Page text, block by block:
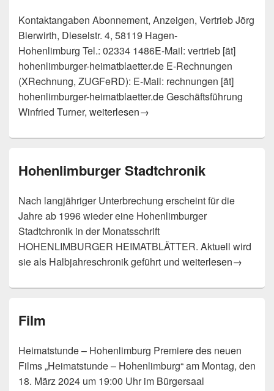
Kontaktangaben Abonnement, Anzeigen, Vertrieb Jörg
Bierwirth, Dieselstr. 4, 58119 Hagen-
Hohenlimburg Tel.: 02334 1486E-Mail: vertrieb [ät]
hohenlimburger-heimatblaetter.de E-Rechnungen
(XRechnung, ZUGFeRD): E-Mail: rechnungen [ät]
hohenlimburger-heimatblaetter.de Geschäftsführung
Winfried Turner, Kontakt Heimatblätter
weiterlesen→
Hohenlimburger Stadtchronik
Nach langjähriger Unterbrechung erscheint für die
Jahre ab 1996 wieder eine Hohenlimburger
Stadtchronik in der Monatsschrift
HOHENLIMBURGER HEIMATBLÄTTER. Aktuell wird
sie als Halbjahreschronik geführt und Hohenlimburger
weiterlesen→
Film
Heimatstunde – Hohenlimburg Premiere des neuen
Films „Heimatstunde – Hohenlimburg“ am Montag, den
18. März 2024 um 19:00 Uhr im Bürgersaal